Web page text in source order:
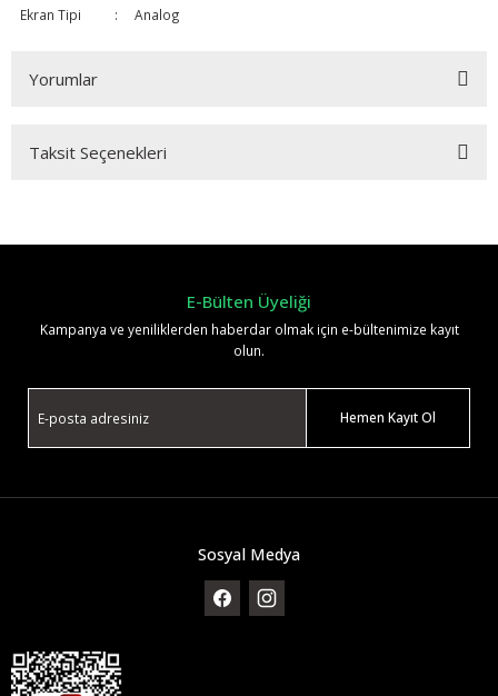
Ekran Tipi : Analog
Yorumlar
Taksit Seçenekleri
E-Bülten Üyeliği
Kampanya ve yeniliklerden haberdar olmak için e-bültenimize kayıt
olun.
Hemen Kayıt Ol
Sosyal Medya